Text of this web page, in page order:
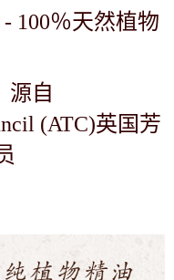
100％天然植物
源自
(ATC)英国芳